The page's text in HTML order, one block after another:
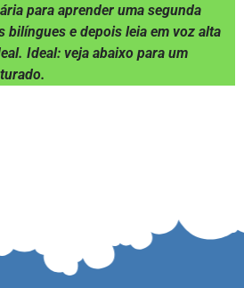
para aprender uma segunda
bilíngues e depois leia em voz alta
Ideal: veja abaixo para um